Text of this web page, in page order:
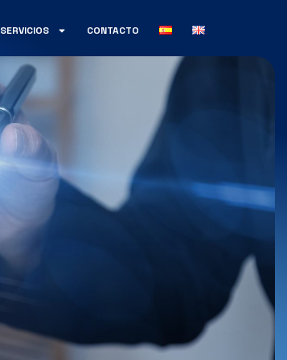
SERVICIOS CONTACTO